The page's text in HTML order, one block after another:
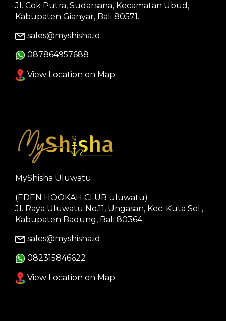
Jl. Cok Putra, Sudarsana, Kecamatan Ubud,
Kabupaten Gianyar, Bali 80571.
sales@myshisha.id
087864957688
View Location on Map
MyShisha Uluwatu
(EDEN HOOKAH CLUB uluwatu)
Jl. Raya Uluwatu No.11, Ungasan, Kec. Kuta Sel.,
Kabupaten Badung, Bali 80364.
sales@myshisha.id
082315846622
View Location on Map